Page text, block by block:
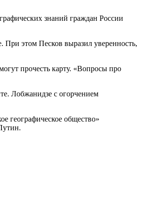
знаний граждан России
При этом Песков выразил уверенность,
прочесть карту. «Вопросы про
Лобжанидзе с огорчением
географическое общество»